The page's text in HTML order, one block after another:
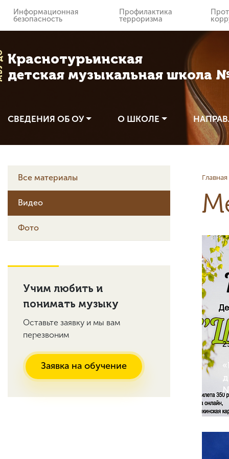
Информационная
безопасность
Профилактика
терроризма
Краснотурьинская
детская музыкальная школа
СВЕДЕНИЯ ОБ ОУ О ШКОЛЕ
Главная
Все материалы
Видео
Фото
Учим любить и
понимать музыку
Оставьте заявку и мы вам
перезвоним
Заявка на обучение